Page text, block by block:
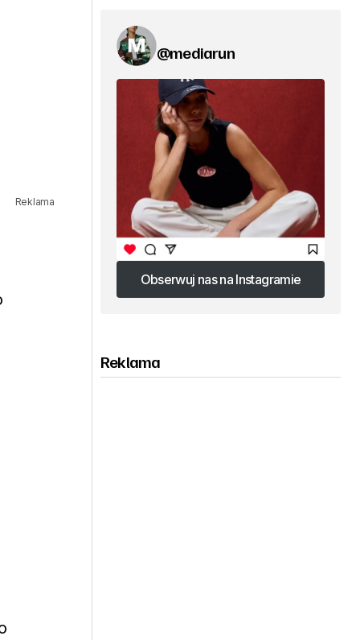
Reklama
@mediarun
Obserwuj nas na Instagramie
Obserwuj nas na Instagramie
Reklama